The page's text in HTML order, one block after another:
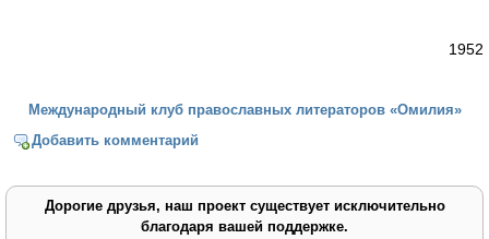
1952
Международный клуб православных литераторов «Омилия»
Добавить комментарий
Дорогие друзья, наш проект существует исключительно
благодаря вашей поддержке.